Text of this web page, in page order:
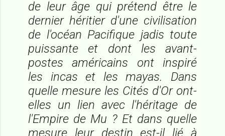
de leur âge qui prétend être le
dernier héritier d'une civilisation
de l'océan Pacifique jadis toute
puissante et dont les avant-
postes américains ont inspiré
les incas et les mayas. Dans
quelle mesure les Cités d'Or ont-
elles un lien avec l'héritage de
l'Empire de Mu ? Et dans quelle
mesure leur destin est-il lié à